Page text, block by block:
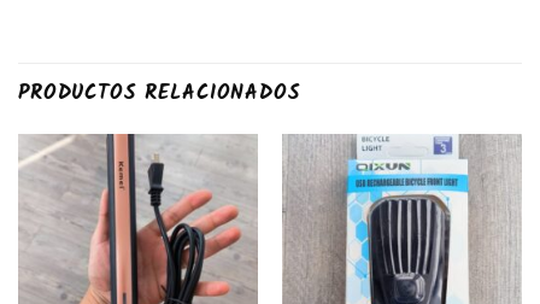
PRODUCTOS RELACIONADOS